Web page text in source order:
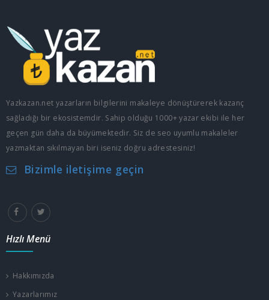
Yazkazan.net yazarların bilgilerini makaleye dönüştürerek kazanç
sağladığı bir ekosistemdir. Sahip olduğu 1000+ yazar ekibi ile her
geçen gün daha da büyümektedir. Siz de seo uyumlu makaleler
yazmaktan sıkılmayan biri iseniz doğru adrestesiniz!
Bizimle iletişime geçin
Hızlı Menü
Hakkımızda
Yazarlarımız